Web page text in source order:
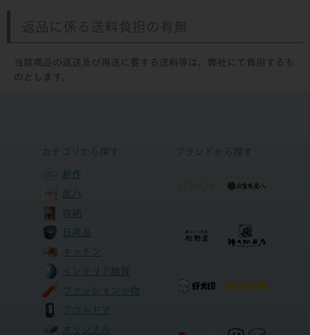
返品に係る送料負担の有無
当該商品の返送及び再送に要する送料等は、弊社にて負担するも
のとします。
カテゴリから探す
新作
炭八
収納
日用品
キッチン
インテリア雑貨
ファッション小物
アウトドア
オリジナル
ブランドから探す